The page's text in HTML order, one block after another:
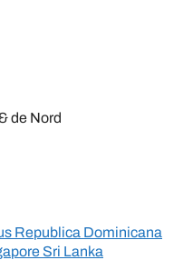
de Nord
Republica Dominicana
Sri Lanka